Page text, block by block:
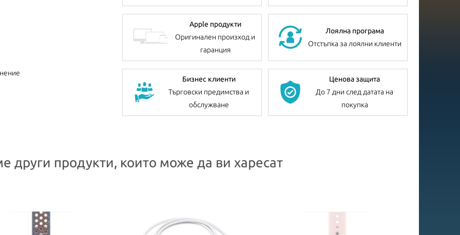
Apple продукти
Оригинален произход и
гаранция
Лоялна програма
Отстъпка за лоялни клиенти
Бизнес клиенти
Търговски предимства и
обслужване
Ценова защита
До 7 дни след датата на
покупка
други продукти, които може да ви харесат